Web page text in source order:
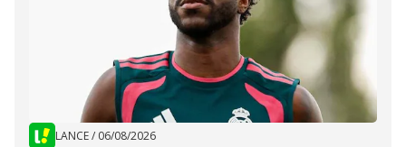
LANCE/ 06/08/2026